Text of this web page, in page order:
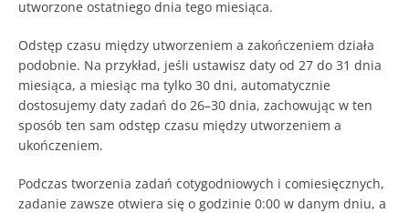
utworzone ostatniego dnia tego miesiąca.
Odstęp czasu między utworzeniem a zakończeniem działa
podobnie. Na przykład, jeśli ustawisz daty od 27 do 31 dnia
miesiąca, a miesiąc ma tylko 30 dni, automatycznie
dostosujemy daty zadań do 26–30 dnia, zachowując w ten
sposób ten sam odstęp czasu między utworzeniem a
ukończeniem.
Podczas tworzenia zadań cotygodniowych i comiesięcznych,
zadanie zawsze otwiera się o godzinie 0:00 w danym dniu, a